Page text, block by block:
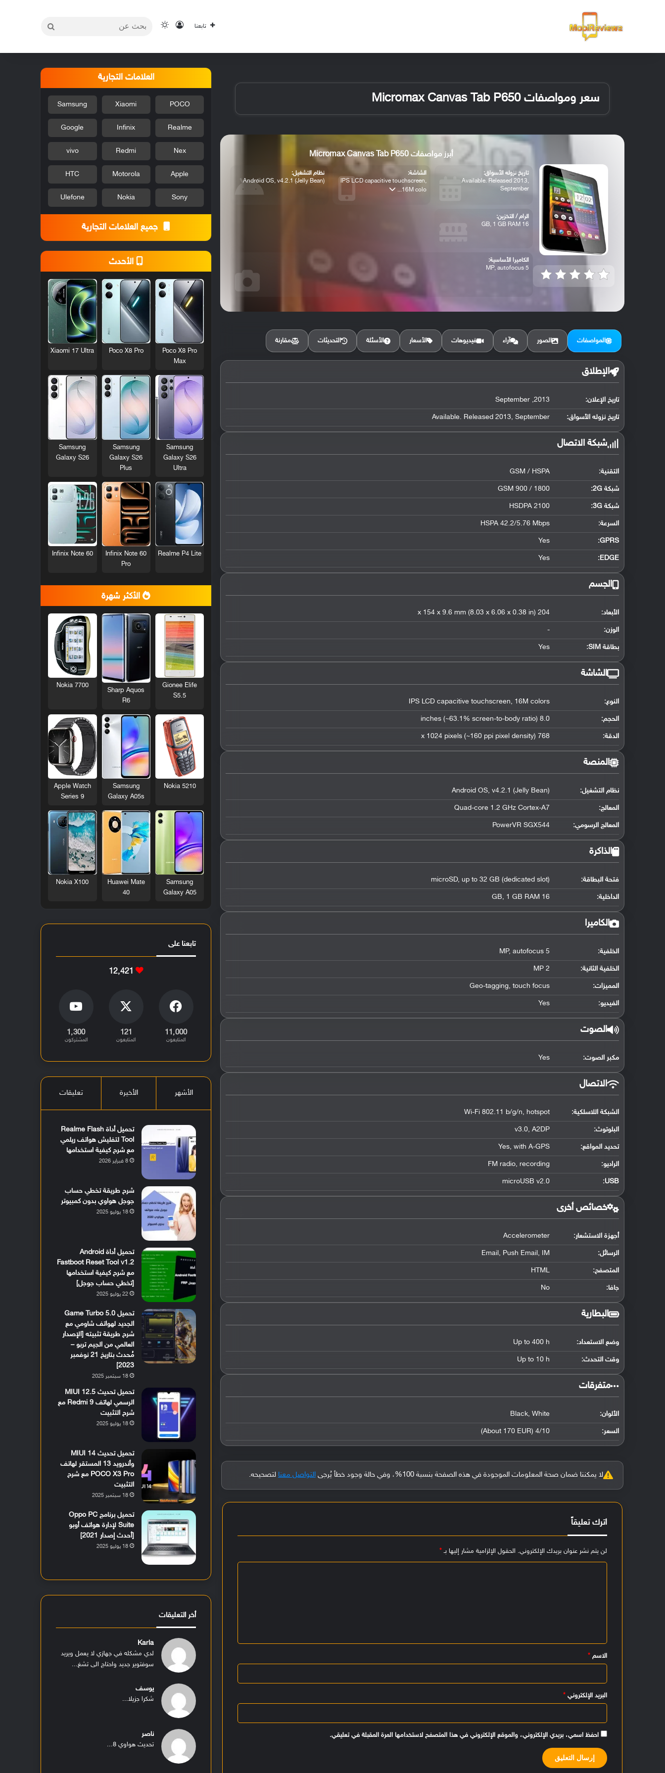
تابعنا تسجيل الدخول
الوضع المظلم
سعر ومواصفات Micromax Canvas Tab P650
أبرز مواصفات Micromax Canvas Tab P650
تاريخ نزوله الأسواق:
Available. Released 2013,
September
الشاشة:
IPS LCD capacitive touchscreen,
16M colo...
نظام التشغيل:
Android OS, v4.2.1 (Jelly Bean)
الرام / التخزين:
16 GB, 1 GB RAM
الكاميرا الأساسية:
5 MP, autofocus
المواصفات الصور آراء فيديوهات الأسعار الأسئلة التحديثات مقارنة
الإطلاق
تاريخ الإعلان: 2013, September
تاريخ نزوله الأسواق: Available. Released 2013, September
شبكة الاتصال
التقنية: GSM / HSPA
شبكة 2G: GSM 900 / 1800
شبكة 3G :
HSDPA 2100
السرعة: HSPA 42.2/5.76 Mbps
GPRS:
Yes
EDGE:
Yes
الجسم
الأبعاد: 204 x 154 x 9.6 mm (8.03 x 6.06 x 0.38 in)
الوزن: -
بطاقة SIM: Yes
الشاشة
النوع: IPS LCD capacitive touchscreen, 16M colors
الحجم: 8.0 inches (~63.1% screen-to-body ratio)
الدقة: 768 x 1024 pixels (~160 ppi pixel density)
المنصة
نظام التشغيل:
Android OS, v4.2.1 (Jelly Bean)
المعالج:
Quad-core 1.2 GHz Cortex-A7
المعالج الرسومي:
PowerVR SGX544
الذاكرة
فتحة البطاقة: microSD, up to 32 GB (dedicated slot)
الداخلية: 16 GB, 1 GB RAM
الكاميرا
الخلفية: 5 MP, autofocus
الخلفية الثانية: 2 MP
المميزات: Geo-tagging, touch focus
الفيديو: Yes
الصوت
مكبر الصوت: Yes
الاتصال
الشبكة اللاسلكية: Wi-Fi 802.11 b/g/n, hotspot
البلوتوث:
v3.0, A2DP
تحديد المواقع:
Yes, with A-GPS
الراديو: FM radio, recording
USB
:
microUSB v2.0
خصائص أخرى
أجهزة الاستشعار: Accelerometer
الرسائل: Email, Push Email, IM
المتصفح: HTML
جافا: No
البطارية
وضع الاستعداد: Up to 400 h
وقت التحدث: Up to 10 h
‏متفرقات‏
الألوان: Black, White
السعر: 4/10 (About 170 EUR)
لا يمكننا ضمان صحة المعلومات الموجودة في هذه الصفحة بنسبة 100%، وفي حالة وجود خطأ يُرجى التواصل معنا لتصحيحه.
اترك تعليقاً
لن يتم نشر عنوان بريدك الإلكتروني. الحقول الإلزامية مشار إليها بـ*
الاسم*
البريد الإلكتروني*
احفظ اسمي، بريدي الإلكتروني، والموقع الإلكتروني في هذا المتصفح لاستخدامها المرة المقبلة في تعليقي.
العلامات التجارية
POCO
Xiaomi
Samsung
Realme
Infinix
Google
Nex
Redmi
vivo
Apple
Motorola
HTC
Sony
Nokia
Ulefone
جميع العلامات التجارية
الأحدث
Poco X8 Pro
Max
Poco X8 Pro
Xiaomi 17 Ultra
Samsung
Galaxy S26
Ultra
Samsung
Galaxy S26
Plus
Samsung
Galaxy S26
Realme P4 Lite
Infinix Note 60
Pro
Infinix Note 60
الأكثر شهرة
Gionee Elife
S5.5
Sharp Aquos
R6
Nokia 7700
Nokia 5210
Samsung
Galaxy A05s
Apple Watch
Series 9
Samsung
Galaxy A05
Huawei Mate
40
Nokia X100
تابعنا على
12٬421
11٬000
المتابعون
121
المتابعون
1٬300
المشتركون
الأشهر الأخيرة تعليقات
تحميل أداة Realme Flash
Tool لتفليش هواتف ريلمي
مع شرح كيفية استخدامها
8 فبراير 2026
شرح طريقة تخطي حساب
جوجل هواوي بدون كمبيوتر
18 يوليو 2025
تحميل أداة Android
Fastboot Reset Tool v1.2
مع شرح كيفية استخدامها
[تخطي حساب جوجل]
22 يوليو 2025
تحميل Game Turbo 5.0
الجديد لهواتف شاومي مع
شرح طريقة تثبيته [الإصدار
العالمي من الجيم تربو –
مُحدث بتاريخ 21 نوفمبر
2023]
18 سبتمبر 2025
تحميل تحديث MIUI 12.5
الرسمي لهاتف Redmi 9 مع
شرح التثبيت
18 يوليو 2025
تحميل تحديث MIUI 14
وأندرويد 13 المستقر لهاتف
POCO X3 Pro مع شرح
التثبيت
18 سبتمبر 2025
تحميل برنامج Oppo PC
Suite لإدارة هواتف أوبو
[أحدث إصدار 2021]
18 يوليو 2025
أخر التعليقات
Karla
لدي مشكله في جهازي لا يعمل ويريد
سوفتوير جديد واحتاج الى تشغ...
يوسف
شكرا جزيلا...
ناصر
تحديث هواوي 8...